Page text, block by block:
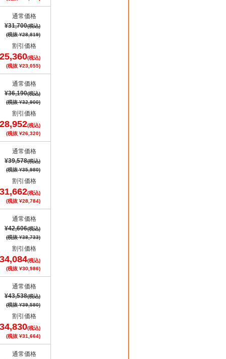
通常価格
¥31,700(税込)
(税抜 ¥28,819)
割引価格
(税込)
(税抜 ¥23,055)
通常価格
¥36,190(税込)
(税抜 ¥32,900)
割引価格
(税込)
(税抜 ¥26,320)
通常価格
¥39,578(税込)
(税抜 ¥35,980)
割引価格
(税込)
(税抜 ¥28,784)
通常価格
¥42,606(税込)
(税抜 ¥38,733)
割引価格
(税込)
(税抜 ¥30,986)
通常価格
¥43,538(税込)
(税抜 ¥39,580)
割引価格
(税込)
(税抜 ¥31,664)
通常価格